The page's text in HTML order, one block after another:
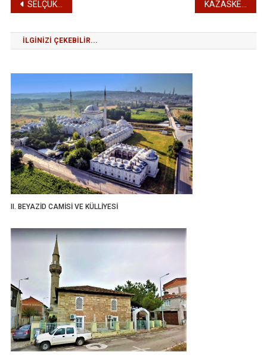
Yazı
gezinmesi
SELÇUK HATUN CAMİİ
İLGINIZI ÇEKEBILIR...
II. BEYAZİD CAMİSİ VE KÜLLİYESİ